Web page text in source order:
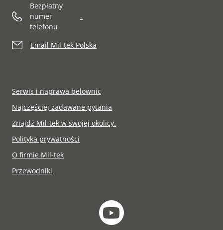
Bezpłatny
numer
telefonu
-
Email Mil-tek Polska
Serwis i naprawa belownic
Najczęściej zadawane pytania
Znajdź Mil-tek w swojej okolicy.
Polityka prywatności
O firmie Mil-tek
Przewodniki